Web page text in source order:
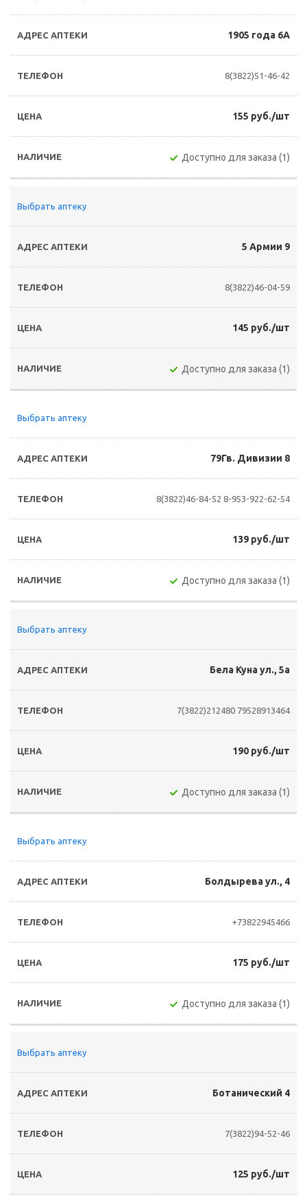
1905 года 6А
8(3822)51-46-42
155 руб./шт
Доступно для заказа (1)
Выбрать аптеку
5 Армии 9
8(3822)46-04-59
145 руб./шт
Доступно для заказа (1)
Выбрать аптеку
79Гв. Дивизии 8
8(3822)46-84-52 8-953-922-62-54
139 руб./шт
Доступно для заказа (1)
Выбрать аптеку
Бела Куна ул., 5а
7(3822)212480 79528913464
190 руб./шт
Доступно для заказа (1)
Выбрать аптеку
Болдырева ул., 4
+73822945466
175 руб./шт
Доступно для заказа (1)
Выбрать аптеку
Ботанический 4
7(3822)94-52-46
125 руб./шт